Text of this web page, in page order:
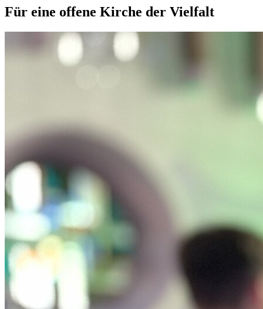
Für eine offene Kirche der Vielfalt